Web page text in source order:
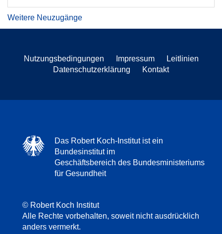
Weitere Neuzugänge
Nutzungsbedingungen Impressum
Leitlinien
Datenschutzerklärung
Kontakt
Das Robert Koch-Institut ist ein
Bundesinstitut im
Geschäftsbereich des Bundesministeriums
für Gesundheit
© Robert Koch Institut
Alle Rechte vorbehalten, soweit nicht ausdrücklich
anders vermerkt.